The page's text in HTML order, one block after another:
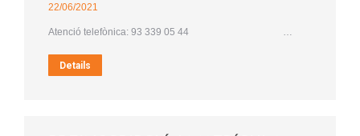
22/06/2021
Atenció telefònica: 93 339 05 44 …
Details